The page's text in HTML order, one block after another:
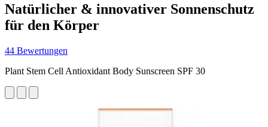
Natürlicher & innovativer Sonnenschutz
für den Körper
44 Bewertungen
Plant Stem Cell Antioxidant Body Sunscreen SPF 30